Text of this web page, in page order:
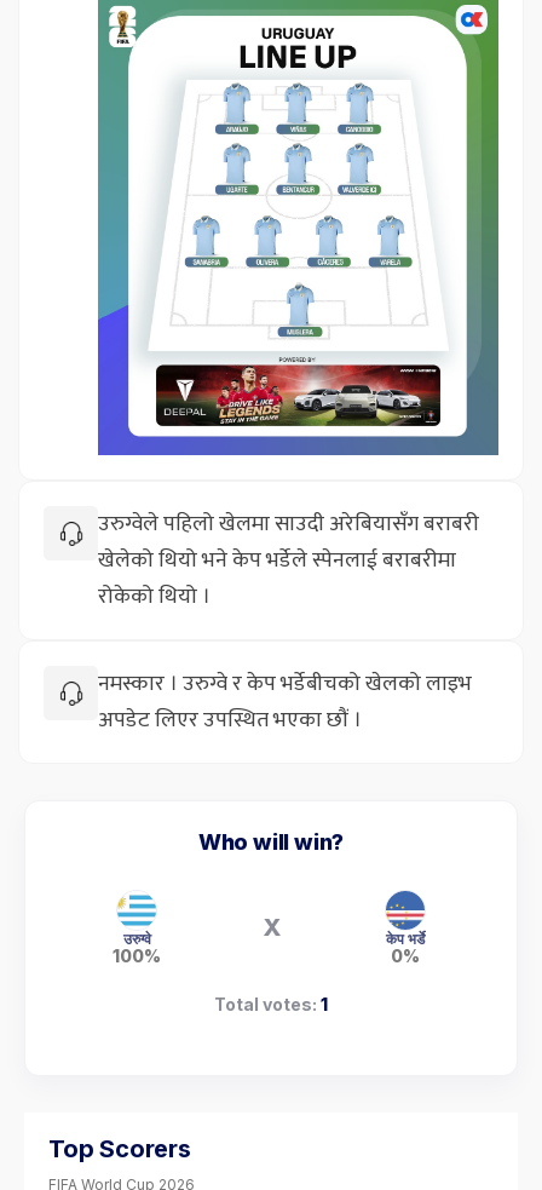
उरुग्वेले पहिलो खेलमा साउदी अरेबियासँग बराबरी
खेलेको थियो भने केप भर्डेले स्पेनलाई बराबरीमा
रोकेको थियो ।
नमस्कार । उरुग्वे र केप भर्डेबीचको खेलको लाइभ
अपडेट लिएर उपस्थित भएका छौं ।
Who will win?
उरुग्वे
100%
X केप भर्डे
0%
Total votes: 1
Top Scorers
FIFA World Cup 2026